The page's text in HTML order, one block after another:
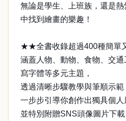
無論是學生、上班族，還是
中找到繪畫的樂趣！
★★全書收錄超過400種簡單
涵蓋人物、動物、食物、交
寫字體等多元主題，
透過清晰步驟教學與筆順示範
一步步引導你創作出獨具個人
並特別附贈SNS頭像圖片下